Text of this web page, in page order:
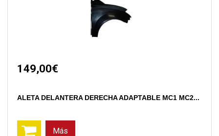
149,00€
ALETA DELANTERA DERECHA ADAPTABLE MC1 MC2...
Más